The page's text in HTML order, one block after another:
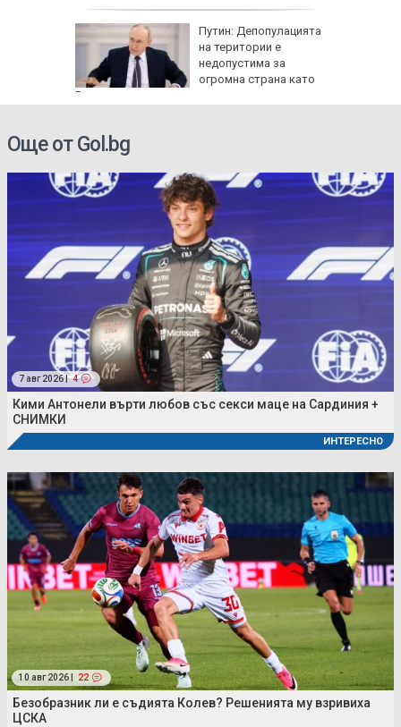
Путин: Депопулацията
на територии е
недопустима за
огромна страна като
Русия
Още от Gol.bg
7 авг 2026 | 4
Кими Антонели върти любов със секси маце на Сардиния +
СНИМКИ
ИНТЕРЕСНО
10 авг 2026 | 22
Безобразник ли е съдията Колев? Решенията му взривиха
ЦСКА